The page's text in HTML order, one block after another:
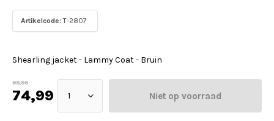
Artikelcode: T-2807
Shearling jacket - Lammy Coat - Bruin
99,99
74,99 Niet op voorraad